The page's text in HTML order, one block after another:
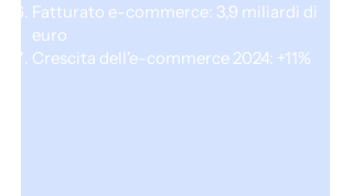
Fatturato e-commerce: 3,9 miliardi di
euro
Crescita dell'e-commerce 2024: +11%